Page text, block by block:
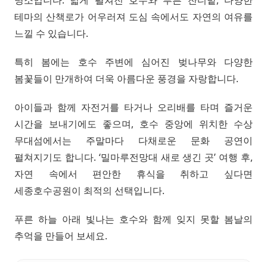
테마의 산책로가 어우러져 도심 속에서도 자연의 여유를
느낄 수 있습니다.
특히 봄에는 호수 주변에 심어진 벚나무와 다양한
봄꽃들이 만개하여 더욱 아름다운 풍경을 자랑합니다.
아이들과 함께 자전거를 타거나 오리배를 타며 즐거운
시간을 보내기에도 좋으며, 호수 중앙에 위치한 수상
무대섬에서는 주말마다 다채로운 문화 공연이
펼쳐지기도 합니다. ‘밀마루전망대 새로 생긴 곳’ 여행 후,
자연 속에서 편안한 휴식을 취하고 싶다면
세종호수공원이 최적의 선택입니다.
푸른 하늘 아래 빛나는 호수와 함께 잊지 못할 봄날의
추억을 만들어 보세요.